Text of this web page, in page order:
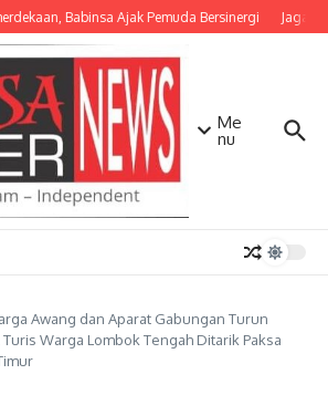
Babinsa Ajak Pemuda Bersinergi Jaga
Me
nu
Awang dan Aparat Gabungan Turun
Warga Lombok Tengah Ditarik Paksa